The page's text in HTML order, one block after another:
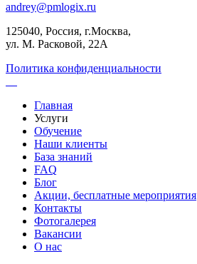
andrey@pmlogix.ru
125040, Россия, г.Москва,
ул. М. Расковой, 22А
Политика конфиденциальности
Главная
Услуги
Обучение
Наши клиенты
База знаний
FAQ
Блог
Акции, бесплатные мероприятия
Контакты
Фотогалерея
Вакансии
О нас